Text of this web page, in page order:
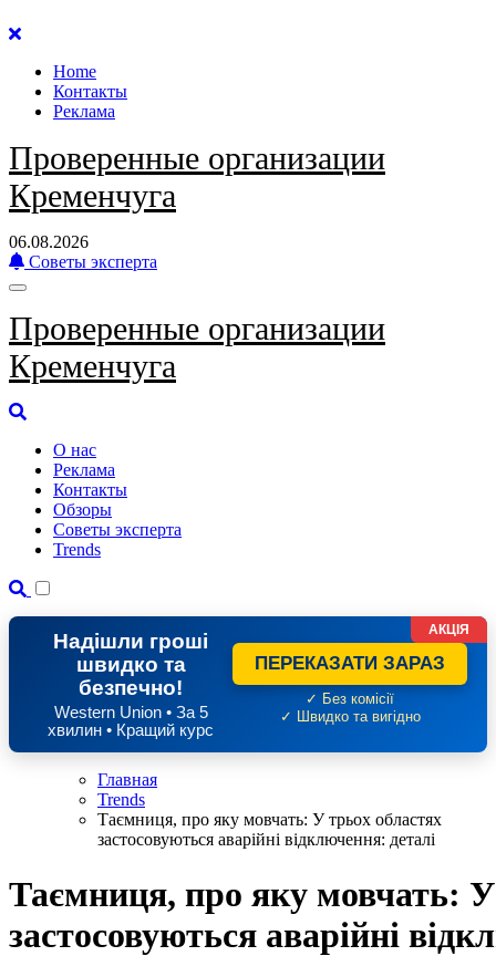
Перейти
содержанию
Home
Контакты
Реклама
Проверенные организации
Кременчуга
06.08.2026
Советы эксперта
Проверенные организации
Кременчуга
О нас
Реклама
Контакты
Обзоры
Советы эксперта
Trends
Надішли гроші
швидко та
безпечно!
Western Union • За 5
хвилин • Кращий курс
ПЕРЕКАЗАТИ ЗАРАЗ
✓ Без комісії
✓ Швидко та вигідно
АКЦІЯ
Главная
Trends
Таємниця, про яку мовчать: У трьох областях
застосовуються аварійні відключення: деталі
Таємниця, про яку мовчать: У
застосовуються аварійні